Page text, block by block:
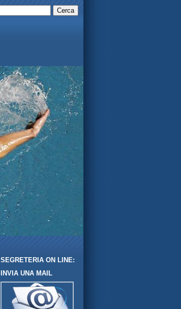
SEGRETERIA ON LINE:
INVIA UNA MAIL